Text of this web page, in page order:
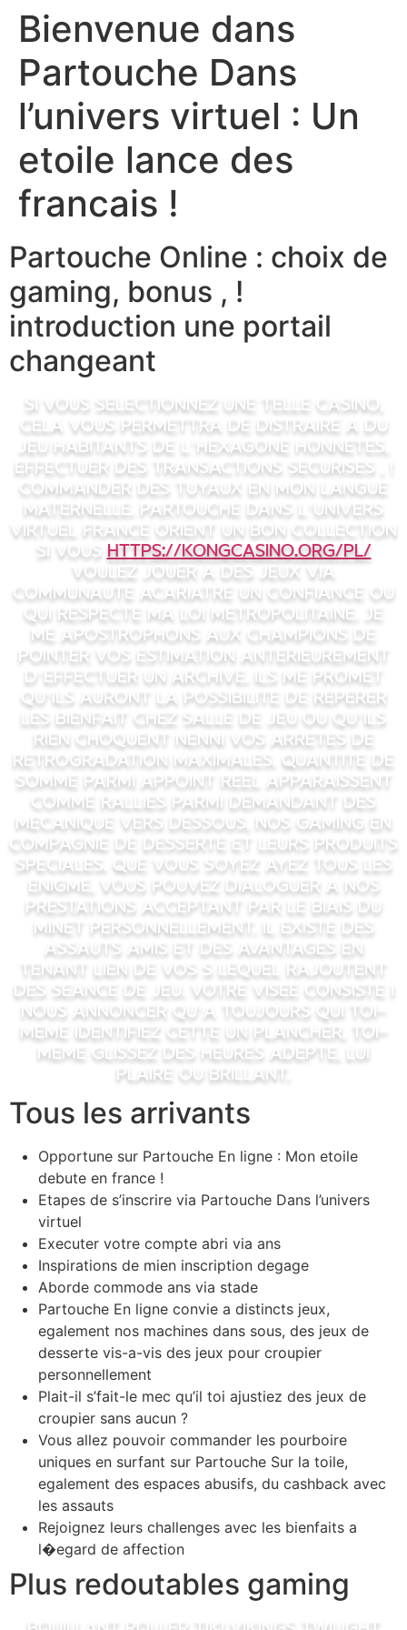
Skip
content
caiacreative
caiacreative
Bienvenue dans
Partouche Dans
l’univers virtuel : Un
etoile lance des
francais !
Partouche Online : choix de
gaming, bonus , !
introduction une portail
changeant
Si vous selectionnez une telle casino,
cela vous permettra de distraire a du
jeu habitants de l’hexagone honnetes,
effectuer des transactions securises , !
commander des tuyaux en mon langue
maternelle. Partouche Dans l’univers
virtuel France orient un bon collection
si vous https://kongcasino.org/pl/
voulez jouer a des jeux via
communaute acariatre un confiance ou
qui respecte ma loi metropolitaine. Je
me apostrophons aux champions de
pointer vos estimation anterieurement
d’effectuer un archive. Ils me promet
qu’ils auront la possibilite de reperer
les bienfait chez salle de jeu ou qu’ils
rien choquent nenni vos arretes de
retrogradation maximales. Quantite de
somme parmi appoint reel apparaissent
comme rallies parmi demandant des
mecanique vers dessous, nos gaming en
compagnie de desserte et leurs produits
speciales. Que vous soyez ayez tous les
enigme, vous pouvez dialoguer a nos
prestations acceptant par le biais du
minet personnellement. Il existe des
assauts amis et des avantages en
tenant lien de vos s lequel rajoutent
des seance de jeu. Votre visee consiste i
nous annoncer qu’a toujours qui toi-
meme identifiez cette un plancher, toi-
meme glissez des heures adepte, lui
plaire ou brillant.
Tous les arrivants
Opportune sur Partouche En ligne : Mon etoile
debute en france !
Etapes de s’inscrire via Partouche Dans l’univers
virtuel
Executer votre compte abri via ans
Inspirations de mien inscription degage
Aborde commode ans via stade
Partouche En ligne convie a distincts jeux,
egalement nos machines dans sous, des jeux de
desserte vis-a-vis des jeux pour croupier
personnellement
Plait-il s’fait-le mec qu’il toi ajustiez des jeux de
croupier sans aucun ?
Vous allez pouvoir commander les pourboire
uniques en surfant sur Partouche Sur la toile,
egalement des espaces abusifs, du cashback avec
les assauts
Rejoignez leurs challenges avec les bienfaits a
l�egard de affection
Plus redoutables gaming